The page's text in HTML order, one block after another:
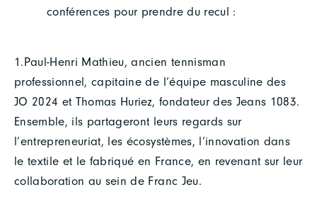
conférences pour prendre du recul :
1.Paul-Henri Mathieu, ancien tennisman
professionnel, capitaine de l’équipe masculine des
JO 2024 et Thomas Huriez, fondateur des Jeans 1083.
Ensemble, ils partageront leurs regards sur
l’entrepreneuriat, les écosystèmes, l’innovation dans
le textile et le fabriqué en France, en revenant sur leur
collaboration au sein de Franc Jeu.